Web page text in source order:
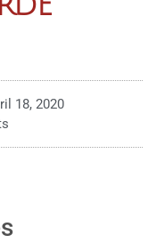
18, 2020